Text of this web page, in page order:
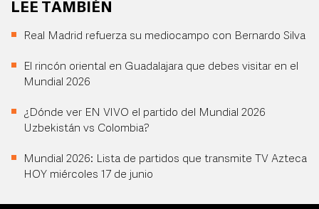
LEE TAMBIÉN
Real Madrid refuerza su mediocampo con Bernardo Silva
El rincón oriental en Guadalajara que debes visitar en el
Mundial 2026
¿Dónde ver EN VIVO el partido del Mundial 2026
Uzbekistán vs Colombia?
Mundial 2026: Lista de partidos que transmite TV Azteca
HOY miércoles 17 de junio